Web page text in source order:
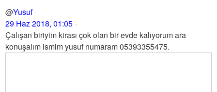
@Yusuf
29 Haz 2018, 01:05
Çalışan biriyim kirası çok olan bir evde kalıyorum ara
konuşalım ismim yusuf numaram 05393355475.